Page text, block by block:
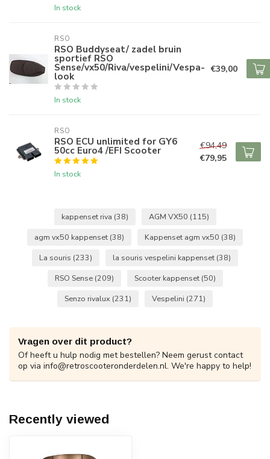
In stock
RSO
RSO Buddyseat/ zadel bruin
sportief RSO
Sense/vx50/Riva/vespelini/Vespa-
look
In stock
€39,00
RSO
RSO ECU unlimited for GY6
50cc Euro4 /EFI Scooter
In stock
€94,49
€79,95
kappenset riva (38) AGM VX50 (115)
agm vx50 kappenset (38) Kappenset agm vx50 (38)
La souris (233) la souris vespelini kappenset (38)
RSO Sense (209) Scooter kappenset (50)
Senzo rivalux (231) Vespelini (271)
Vragen over dit product?
Of heeft u hulp nodig met bestellen? Neem gerust contact
op via info@retroscooteronderdelen.nl. We're happy to help!
Recently viewed